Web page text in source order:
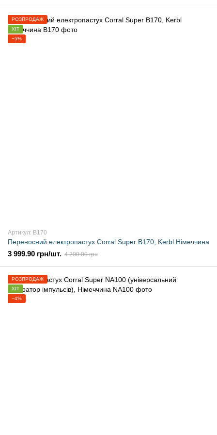
РОЗПРОДАЖ
ХІТ
−5%
Артикул: B170
Переносний електропастух Corral Super B170, Kerbl Німеччина
3 999.90 грн/шт. 4 200.00 грн
РОЗПРОДАЖ
ХІТ
−4%